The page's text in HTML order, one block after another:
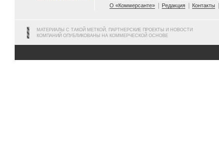
О «Коммерсанте»
Редакция Контакты
МАТЕРИАЛЫ С ТАКОЙ МЕТКОЙ, ПАРТНЕРСКИЕ ПРОЕКТЫ И НОВОСТИ
КОМПАНИЙ ОПУБЛИКОВАНЫ НА КОММЕРЧЕСКОЙ ОСНОВЕ